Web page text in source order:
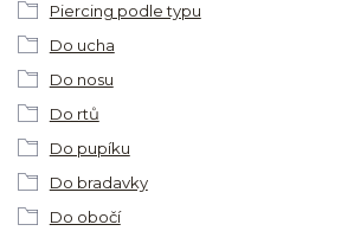
Piercing podle typu
Do ucha
Do nosu
Do rtů
Do pupíku
Do bradavky
Do obočí